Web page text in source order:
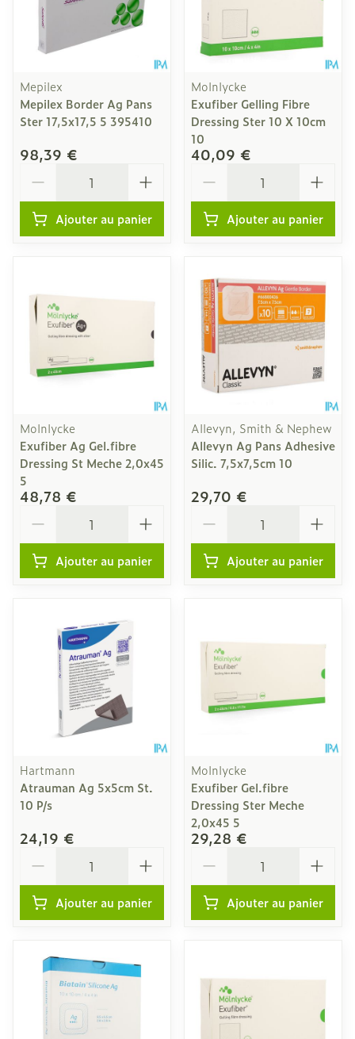
Mepilex
Mepilex Border Ag Pans
Ster 17,5x17,5 5 395410
98,39 €
Ajouter au panier
Molnlycke
Exufiber Gelling Fibre
Dressing Ster 10 X 10cm
10
40,09 €
Ajouter au panier
Molnlycke
Exufiber Ag Gel.fibre
Dressing St Meche 2,0x45
5
48,78 €
Ajouter au panier
Allevyn, Smith & Nephew
Allevyn Ag Pans Adhesive
Silic. 7,5x7,5cm 10
29,70 €
Ajouter au panier
Hartmann
Atrauman Ag 5x5cm St.
10 P/s
24,19 €
Ajouter au panier
Molnlycke
Exufiber Gel.fibre
Dressing Ster Meche
2,0x45 5
29,28 €
Ajouter au panier